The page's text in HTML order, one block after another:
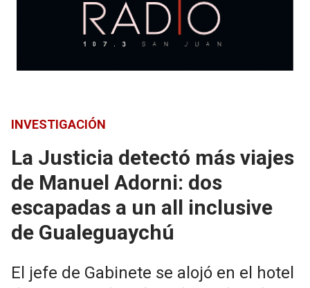
INVESTIGACIÓN
La Justicia detectó más viajes
de Manuel Adorni: dos
escapadas a un all inclusive
de Gualeguaychú
El jefe de Gabinete se alojó en el hotel